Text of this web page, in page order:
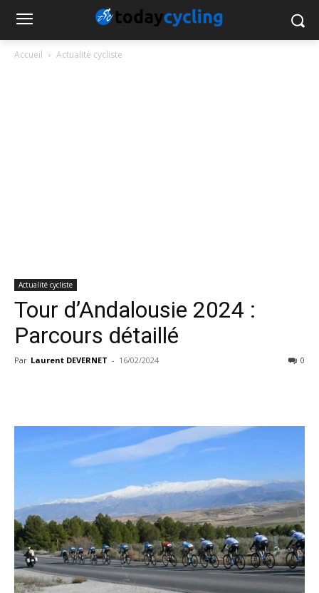
Accueil Actualité cycliste
Actualité cycliste
Tour d’Andalousie 2024 :
Parcours détaillé
Par Laurent DEVERNET - 16/02/2024 0